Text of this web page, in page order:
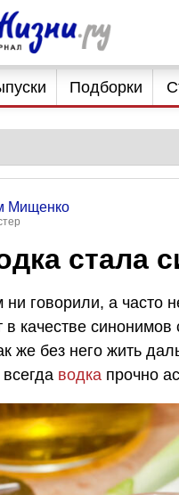
Подборки
Мищенко
стала
ни говорили, а часто
в качестве
же без него жить
водка прочно